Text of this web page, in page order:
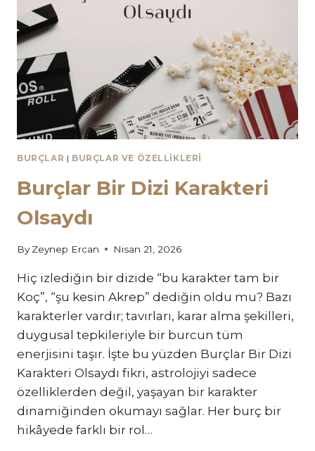
BURÇLAR | BURÇLAR VE ÖZELLIKLERI
Burçlar Bir Dizi Karakteri
Olsaydı
By Zeynep Ercan Nisan 21, 2026
Hiç izlediğin bir dizide “bu karakter tam bir
Koç”, “şu kesin Akrep” dediğin oldu mu? Bazı
karakterler vardır; tavırları, karar alma şekilleri,
duygusal tepkileriyle bir burcun tüm
enerjisini taşır. İşte bu yüzden Burçlar Bir Dizi
Karakteri Olsaydı fikri, astrolojiyi sadece
özelliklerden değil, yaşayan bir karakter
dinamiğinden okumayı sağlar. Her burç bir
hikâyede farklı bir rol…